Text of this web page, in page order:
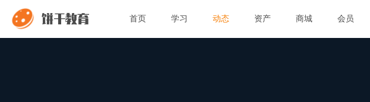
饼干教育 首页 学习 动态 资产 商城 会员